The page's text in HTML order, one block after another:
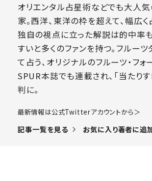
オリエンタル占星術などでも大人
家。西洋、東洋の枠を超えて、幅広く
独自の視点に立った解説は的中率
すいと多くのファンを持つ。フルーツ
て占う、オリジナルのフルーツ・フォ
SPUR本誌でも連載され、「当たりす
判に。
​最新情報は公式Twitterアカウントから＞
記事一覧を見る お気に入り著者に追